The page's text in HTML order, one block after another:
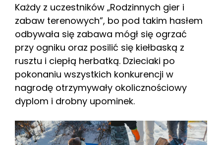
Każdy z uczestników „Rodzinnych gier i
zabaw terenowych”, bo pod takim hasłem
odbywała się zabawa mógł się ogrzać
przy ogniku oraz posilić się kiełbaską z
rusztu i ciepłą herbatką. Dzieciaki po
pokonaniu wszystkich konkurencji w
nagrodę otrzymywały okolicznościowy
dyplom i drobny upominek.